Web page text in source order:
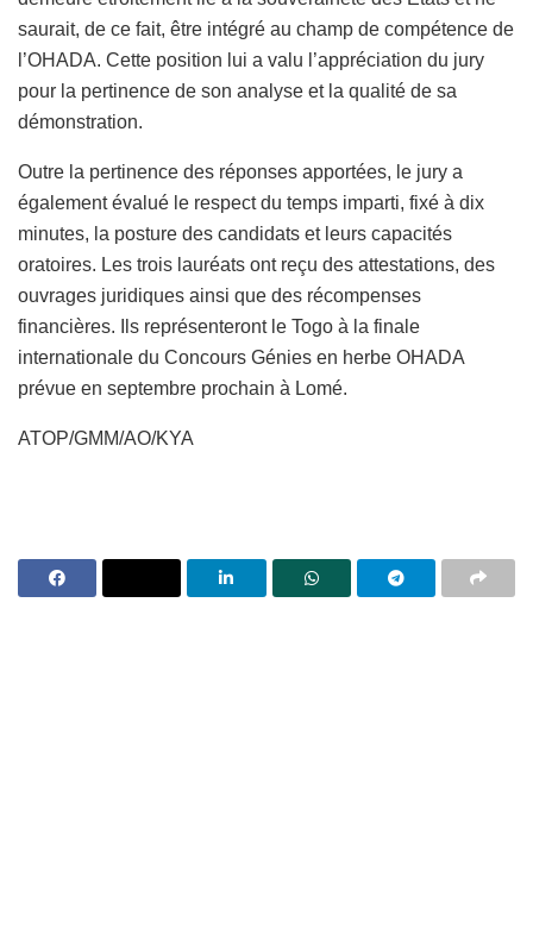
saurait, de ce fait, être intégré au champ de compétence de
l’OHADA. Cette position lui a valu l’appréciation du jury
pour la pertinence de son analyse et la qualité de sa
démonstration.
Outre la pertinence des réponses apportées, le jury a
également évalué le respect du temps imparti, fixé à dix
minutes, la posture des candidats et leurs capacités
oratoires. Les trois lauréats ont reçu des attestations, des
ouvrages juridiques ainsi que des récompenses
financières. Ils représenteront le Togo à la finale
internationale du Concours Génies en herbe OHADA
prévue en septembre prochain à Lomé.
ATOP/GMM/AO/KYA